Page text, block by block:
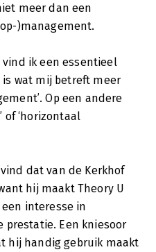
meer dan een
)management.
ik een essentieel
wat mij betreft meer
Op een andere
of ‘horizontaal
dat van de Kerkhof
hij maakt Theory U
interesse in
prestatie. Een kniesoor
hij handig gebruik maakt